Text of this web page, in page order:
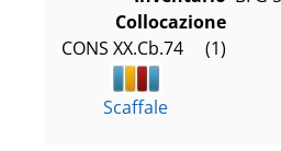
Collocazione
CONS XX.Cb.74     (1)
Scaffale